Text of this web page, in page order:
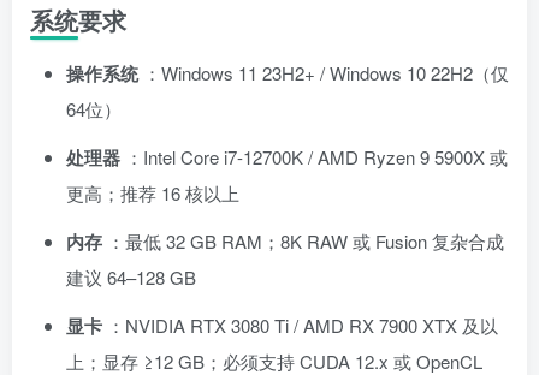
系统要求
操作系统：Windows 11 23H2+ / Windows 10 22H2（仅
64位）
处理器 ：Intel Core i7-12700K / AMD Ryzen 9 5900X 或
更高；推荐 16 核以上
内存 ：最低 32 GB RAM；8K RAW 或 Fusion 复杂合成
建议 64–128 GB
显卡 ：NVIDIA RTX 3080 Ti / AMD RX 7900 XTX 及以
上；显存 ≥12 GB；必须支持 CUDA 12.x 或 OpenCL